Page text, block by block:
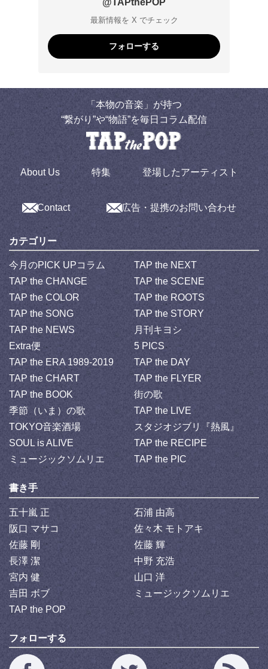
@TAPthePOP
最新情報を X でチェック
フォローする
「本物の音楽」が持つ
“繋がり”や“物語”を毎日コラム配信
About Us 特集 登場したアーティスト
Contact 広告・提携のお問い合わせ
カテゴリー
今月のPICK UPコラム
TAP the NEXT
TAP the CHANGE
TAP the SCENE
TAP the COLOR
TAP the ROOTS
TAP the SONG
TAP the STORY
TAP the NEWS
月刊キヨシ
Extra便
5 PICS
TAP the ERA 1989-2019
TAP the DAY
TAP the CHART
TAP the FLYER
TAP the BOOK
街の歌
季節（いま）の歌
TAP the LIVE
TOKYO音楽酒場
スタジオジブリ『熱風』
SOUL is ALIVE
TAP the RECIPE
ミュージックソムリエ
TAP the PIC
書き手
五十嵐 正
石浦 由高
阪口 マサコ
佐々木 モトアキ
佐藤 剛
佐藤 輝
長澤 潔
中野 充浩
宮内 健
山口 洋
吉田 ボブ
ミュージックソムリエ
TAP the POP
フォローする